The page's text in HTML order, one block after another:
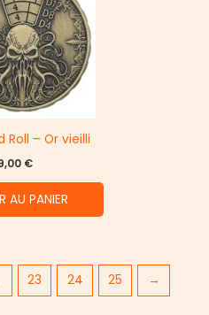
Roll – Or vieilli
€
AU PANIER
23 24 25 →